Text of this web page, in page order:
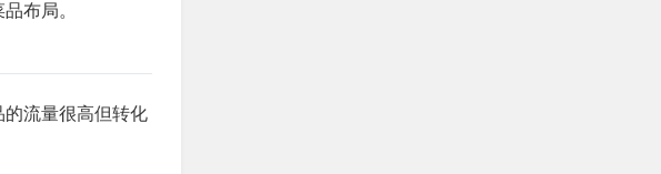
布局。
流量很高但转化